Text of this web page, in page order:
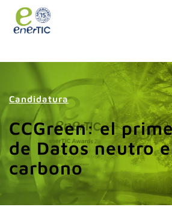
Candidatura
CCGreen: el
de Datos neutro
carbono